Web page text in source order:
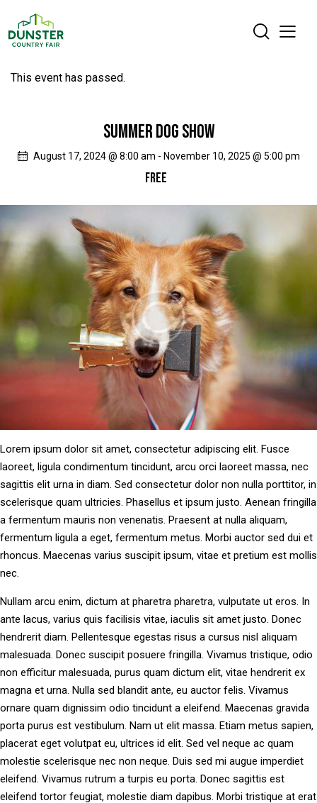
This event has passed.
SUMMER DOG SHOW
August 17, 2024 @ 8:00 am - November 10, 2025 @ 5:00 pm
FREE
Lorem ipsum dolor sit amet, consectetur adipiscing elit. Fusce
laoreet, ligula condimentum tincidunt, arcu orci laoreet massa, nec
sagittis elit urna in diam. Sed consectetur dolor non nulla porttitor, in
scelerisque quam ultricies. Phasellus et ipsum justo. Aenean fringilla
a fermentum mauris non venenatis. Praesent at nulla aliquam,
fermentum ligula a eget, fermentum metus. Morbi auctor sed dui et
rhoncus. Maecenas varius suscipit ipsum, vitae et pretium est mollis
nec.
Nullam arcu enim, dictum at pharetra pharetra, vulputate ut eros. In
ante lacus, varius quis facilisis vitae, iaculis sit amet justo. Donec
hendrerit diam. Pellentesque egestas risus a cursus nisl aliquam
malesuada. Donec suscipit posuere fringilla. Vivamus tristique, odio
non efficitur malesuada, purus quam dictum elit, vitae hendrerit ex
magna et urna. Nulla sed blandit ante, eu auctor felis. Vivamus
ornare quam dignissim odio tincidunt a eleifend. Maecenas gravida
porta purus est vestibulum. Nam ut elit massa. Etiam metus sapien,
placerat eget volutpat eu, ultrices id elit. Sed vel neque ac quam
molestie scelerisque nec non neque. Duis sed mi augue imperdiet
eleifend. Vivamus rutrum a turpis eu porta. Donec sagittis est
eleifend tortor feugiat, molestie diam dapibus. Morbi tristique at erat